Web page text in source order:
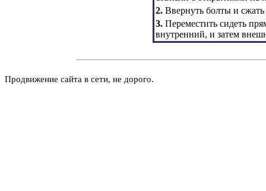
2. Ввернуть болты и
3. Переместить сидеть
внутренний, и затем
Продвижение сайта в сети, не дорого.